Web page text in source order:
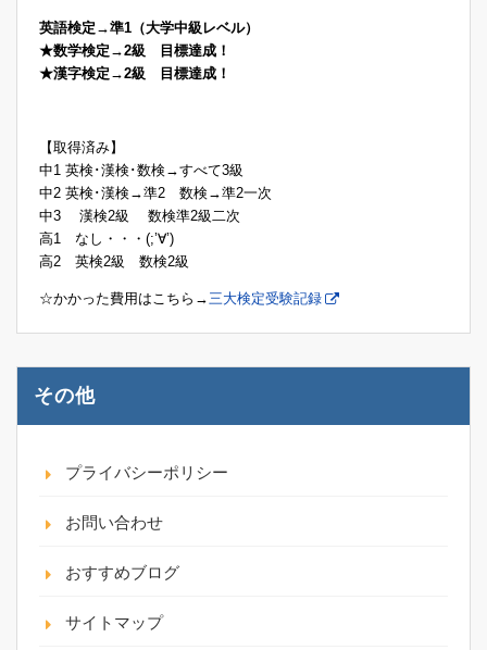
英語検定→準1（大学中級レベル）
★数学検定→2級 目標達成！
★漢字検定→2級 目標達成！
【取得済み】
中1 英検･漢検･数検→すべて3級
中2 英検･漢検→準2 数検→準2一次
中3 漢検2級 数検準2級二次
高1 なし・・・(;’∀’)
高2 英検2級 数検2級
☆かかった費用はこちら→ 三大検定受験記録
その他
プライバシーポリシー
お問い合わせ
おすすめブログ
サイトマップ